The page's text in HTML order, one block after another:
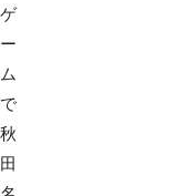
ゲ
ー
ム
で
秋
田